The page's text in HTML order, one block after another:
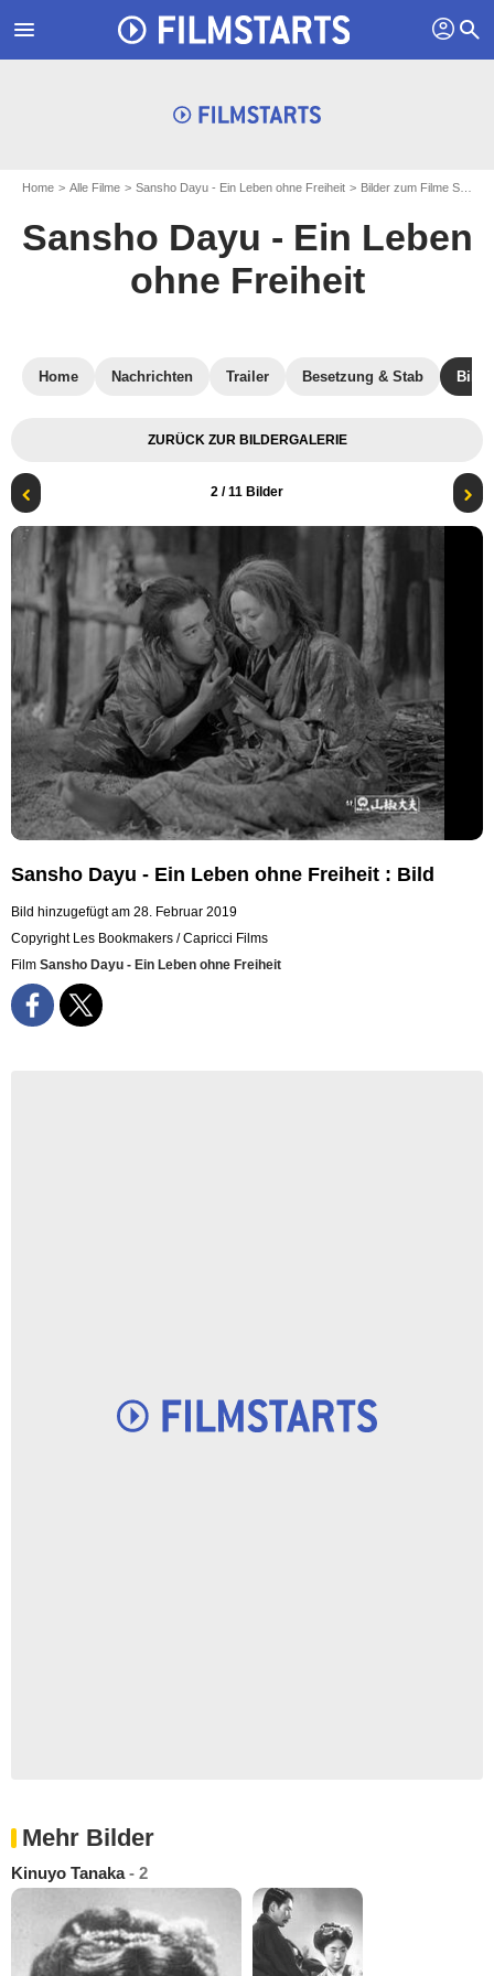
menu profil search
Home Alle Filme Sansho Dayu - Ein Leben ohne Freiheit Bilder zum Filme Sansho Dayu - Ein Leben ohne Freiheit
Sansho Dayu - Ein Leben
ohne Freiheit
Home Nachrichten Trailer Besetzung & Stab
ZURÜCK ZUR BILDERGALERIE
2 / 11 Bilder
Sansho Dayu - Ein Leben ohne Freiheit : Bild
Bild hinzugefügt am 28. Februar 2019
Copyright Les Bookmakers / Capricci Films
Film Sansho Dayu - Ein Leben ohne Freiheit
Mehr Bilder
Kinuyo Tanaka- 2